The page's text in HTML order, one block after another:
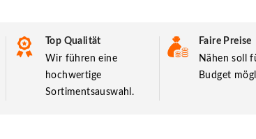
Top Qualität
Wir führen eine
hochwertige
Sortimentsauswahl.
Faire Preise
Nähen soll
Budget